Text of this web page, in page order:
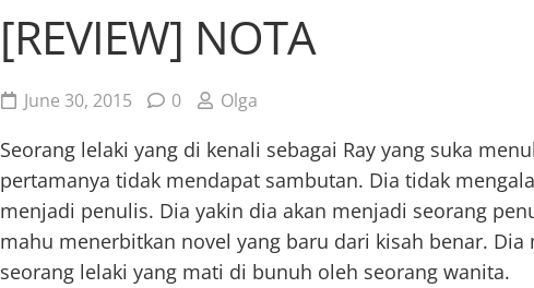
[REVIEW] NOTA
June 30, 2015 0 Olga
Seorang lelaki yang di kenali sebagai Ray yang suka
pertamanya tidak mendapat sambutan. Dia tidak
menjadi penulis. Dia yakin dia akan menjadi seorang
mahu menerbitkan novel yang baru dari kisah benar.
seorang lelaki yang mati di bunuh oleh seorang wanita.